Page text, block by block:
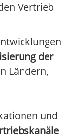
Vertrieb
der
Ländern,
und